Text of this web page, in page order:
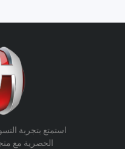
استمتع بتجربة
الحصرية مع